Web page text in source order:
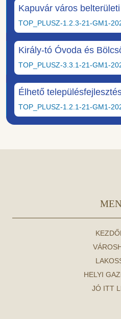
Kapuvár város
TOP_PLUSZ-1.2.3-21-GM1-
Király-tó Óvoda és
TOP_PLUSZ-3.3.1-21-GM1-
Élhető
TOP_PLUSZ-1.2.1-21-GM1-
HELYI
JÓ ITT